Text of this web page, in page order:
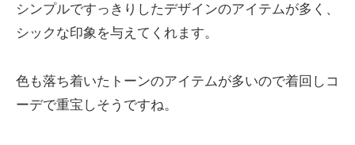
シンプルですっきりしたデザインのアイテムが多く、
シックな印象を与えてくれます。
色も落ち着いたトーンのアイテムが多いので着回しコ
ーデで重宝しそうですね。